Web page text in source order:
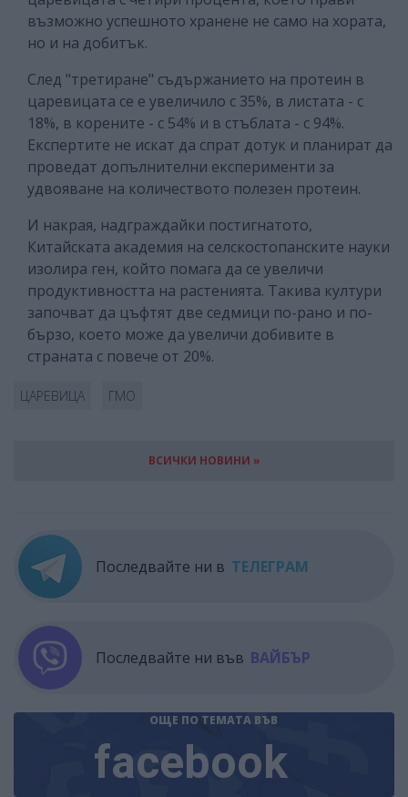
възможно успешното хранене не само на хората,
но и на добитък.
След "третиране" съдържанието на протеин в
царевицата се е увеличило с 35%, в листата - с
18%, в корените - с 54% и в стъблата - с 94%.
Експертите не искат да спрат дотук и планират да
проведат допълнителни експерименти за
удвояване на количеството полезен протеин.
И накрая, надграждайки постигнатото,
Китайската академия на селскостопанските науки
изолира ген, който помага да се увеличи
продуктивността на растенията. Такива култури
започват да цъфтят две седмици по-рано и по-
бързо, което може да увеличи добивите в
страната с повече от 20%.
ЦАРЕВИЦА ГМО
ВСИЧКИ НОВИНИ »
Последвайте ни в ТЕЛЕГРАМ
Последвайте ни във ВАЙБЪР
ОЩЕ ПО ТЕМАТА ВЪВ
facebook